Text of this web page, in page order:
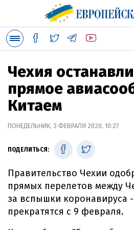
Чехия
прямое
Китаем
ПОНЕДЕЛЬНИК, 3 ФЕВРАЛЯ 2020, 10:27
ПОДЕЛИТЬСЯ:
Правительство Чехии
прямых перелетов между
за вспышки коронавируса
прекратятся с 9 февраля.